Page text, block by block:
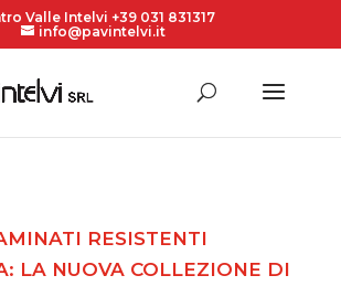
Valle Intelvi +39 031 831317
info@pavintelvi.it
RESISTENTI
LA NUOVA COLLEZIONE DI